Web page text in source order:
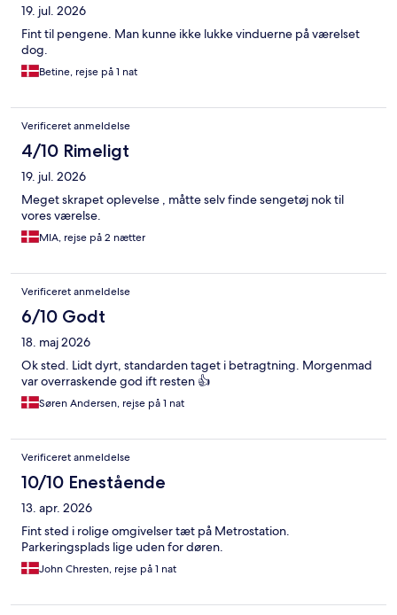
19. jul. 2026
Fint til pengene. Man kunne ikke lukke vinduerne på værelset
dog.
Betine, rejse på 1 nat
Verificeret anmeldelse
4/10 Rimeligt
19. jul. 2026
Meget skrapet oplevelse , måtte selv finde sengetøj nok til
vores værelse.
MIA, rejse på 2 nætter
Verificeret anmeldelse
6/10 Godt
18. maj 2026
Ok sted. Lidt dyrt, standarden taget i betragtning. Morgenmad
var overraskende god ift resten 👍
Søren Andersen, rejse på 1 nat
Verificeret anmeldelse
10/10 Enestående
13. apr. 2026
Fint sted i rolige omgivelser tæt på Metrostation.
Parkeringsplads lige uden for døren.
John Chresten, rejse på 1 nat